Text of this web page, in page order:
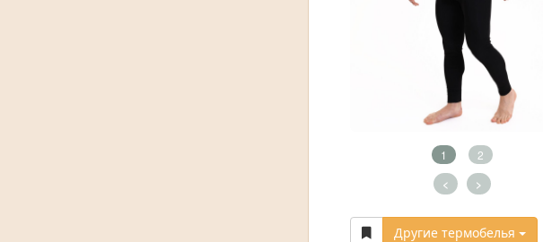
1 2
< >
Другие термобелья